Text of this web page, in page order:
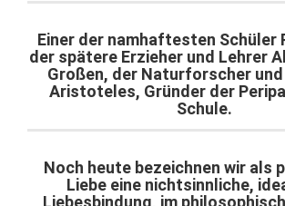
Einer der namhaftesten Schüler
der spätere Erzieher und Lehrer
Großen, der Naturforscher
Aristoteles, Gründer der
Schule.
Noch heute bezeichnen wir als
Liebe eine nichtsinnliche,
Liebesbindung, im